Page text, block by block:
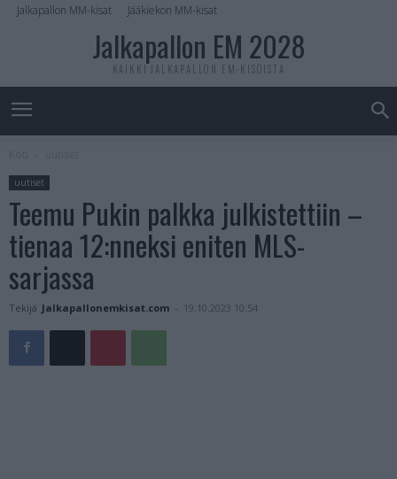
Jalkapallon MM-kisat Jääkiekon MM-kisat
Jalkapallon EM 2028
KAIKKI JALKAPALLON EM-KISOISTA
uutiset
Teemu Pukin palkka julkistettiin –
tienaa 12:nneksi eniten MLS-
sarjassa
Tekijä Jalkapallonemkisat.com - 19.10.2023 10:54